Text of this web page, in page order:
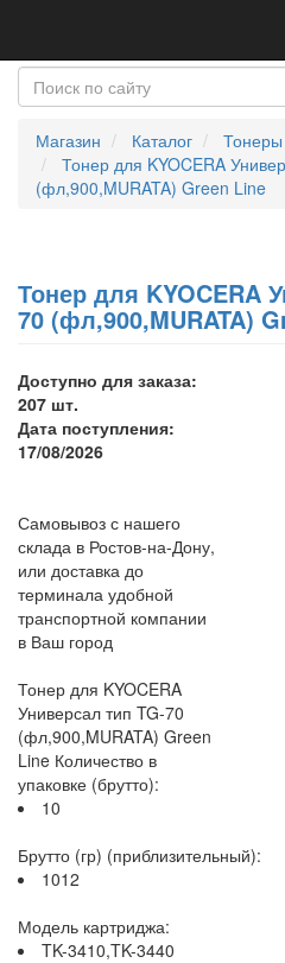
Магазин Каталог
Тонер для KYOCERA
(фл,900,MURATA) Green Line
Тонер для KYOCERA
70 (фл,900,MURATA)
Доступно для заказа:
207 шт.
Дата поступления:
17/08/2026
Самовывоз с нашего
склада в Ростов-на-Дону,
или доставка до
терминала удобной
транспортной компании
в Ваш город
Тонер для KYOCERA
Универсал тип TG-70
(фл,900,MURATA) Green
Line Количество в
упаковке (брутто):
10
Брутто (гр) (приблизительный):
1012
Модель картриджа:
TK-3410,TK-3440